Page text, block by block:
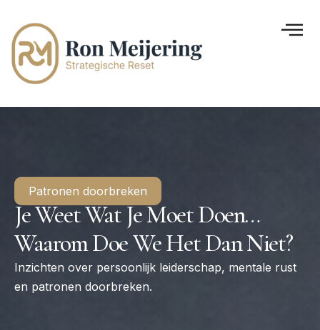
Patronen doorbreken
Je Weet Wat Je Moet Doen…
Waarom Doe We Het Dan Niet?
Inzichten over persoonlijk leiderschap, mentale rust
en patronen doorbreken.